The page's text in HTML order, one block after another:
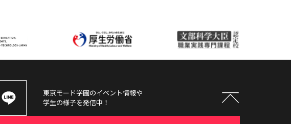
東京モード学園のイベント情報や
学生の様子を発信中！